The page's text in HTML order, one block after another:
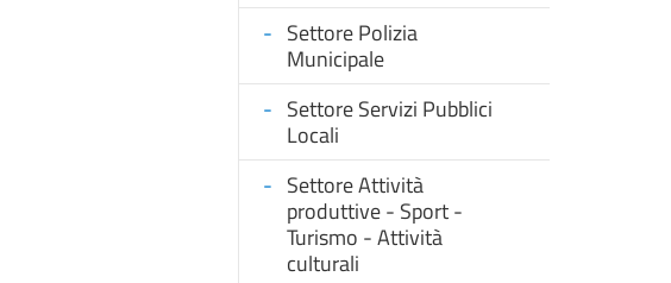
Settore Polizia
Municipale
Settore Servizi Pubblici
Locali
Settore Attività
produttive - Sport -
Turismo - Attività
culturali